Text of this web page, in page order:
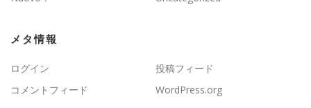
メタ情報
ログイン
投稿フィード
コメントフィード
WordPress.org